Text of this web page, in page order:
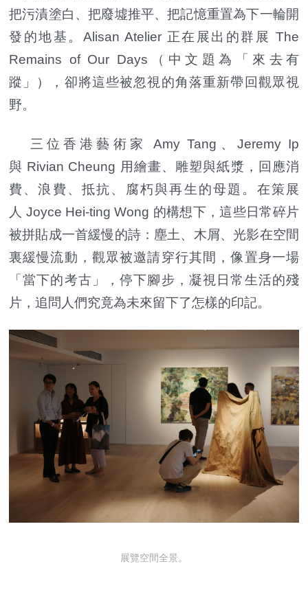
把污漬塗白、把廢墟推平、把記憶重置為下一輪開
發的地基。Alisan Atelier 正在展出的群展 The
Remains of Our Days（中文題為「來去有
蹤」），卻將這些被忽視的角落重新帶回觀眾視
野。
三位香港藝術家 Amy Tang、Jeremy Ip
與 Rivian Cheung 用繪畫、雕塑與紙漿，回應消
費、浪費、抵抗、腐朽與再生的母題。在策展
人 Joyce Hei-ting Wong 的構想下，這些日常碎片
被拼貼成一首緩慢的詩：塵土、木屑、光影在空間
裏緩慢流動，觀眾被邀請穿行其間，像置身一場
「當下的考古」，停下腳步，凝視日常生活的殘
片，追問人們究竟為未來留下了怎樣的印記。
展覽空間全景。